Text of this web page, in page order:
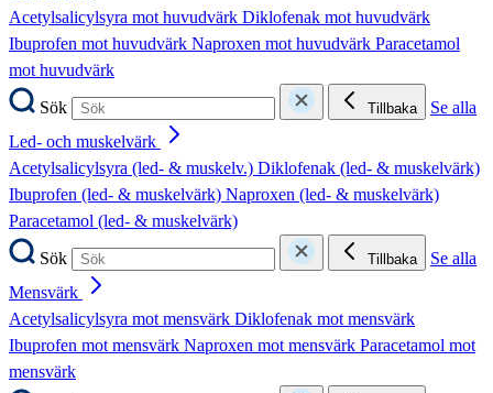
Acetylsalicylsyra mot huvudvärk Diklofenak mot huvudvärk
Ibuprofen mot huvudvärk Naproxen mot huvudvärk Paracetamol
mot huvudvärk
Sök
Tillbaka
Se alla
Led- och muskelvärk
Acetylsalicylsyra (led- & muskelv.) Diklofenak (led- & muskelvärk)
Ibuprofen (led- & muskelvärk) Naproxen (led- & muskelvärk)
Paracetamol (led- & muskelvärk)
Sök
Tillbaka
Se alla
Mensvärk
Acetylsalicylsyra mot mensvärk Diklofenak mot mensvärk
Ibuprofen mot mensvärk Naproxen mot mensvärk Paracetamol mot
mensvärk